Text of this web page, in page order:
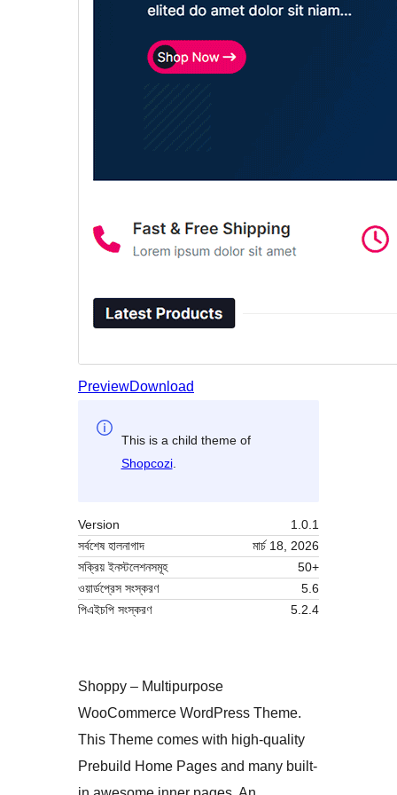
PreviewDownload
This is a child theme of
Shopcozi.
Version
1.0.1
সর্বশেষ হালনাগাদ
মার্চ 18, 2026
সক্রিয় ইনস্টলেশনসমূহ
50+
ওয়ার্ডপ্রেস সংস্করণ
5.6
পিএইচপি সংস্করণ
5.2.4
Shoppy – Multipurpose
WooCommerce WordPress Theme.
This Theme comes with high-quality
Prebuild Home Pages and many built-